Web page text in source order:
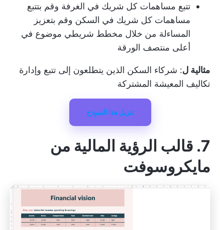
تتبع مساهمات كل شريك في الغرفة وقم بتتبع
مساهمات كل شريك في السكن وقم بتعزيز
المساءلة من خلال مخطط شريطي موضوع في
أعلى منتصف الورقة
مثالية ل: شركاء السكن الذين يتطلعون إلى تتبع وإدارة
تكاليف المعيشة المشتركة
تنزيل هذا النموذج
7. قالب الرؤية المالية من
مايكروسوفت